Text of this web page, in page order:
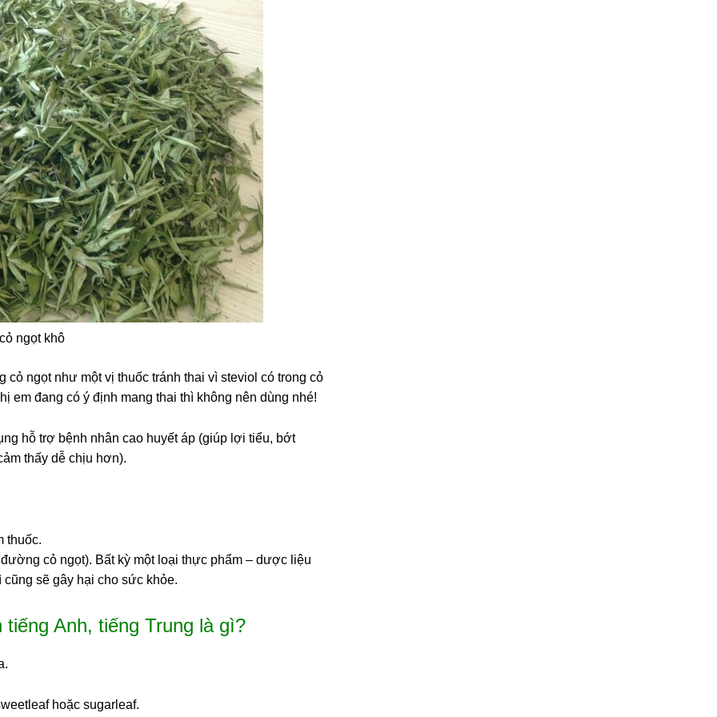
ngọt khô
ngọt như một vị thuốc tránh thai vì steviol có trong cỏ
em đang có ý định mang thai thì không nên dùng nhé!
hỗ trợ bệnh nhân cao huyết áp (giúp lợi tiểu, bớt
thấy dễ chịu hơn).
thuốc.
cỏ ngọt). Bất kỳ một loại thực phẩm – dược liệu
sẽ gây hại cho sức khỏe.
Anh, tiếng Trung là gì?
hoặc sugarleaf.